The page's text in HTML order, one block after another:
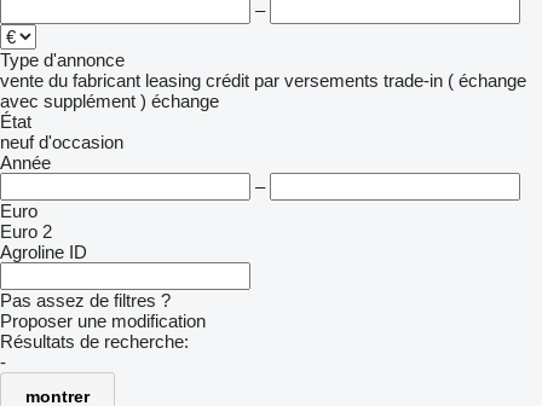
–
Type d'annonce
vente du fabricant leasing crédit par versements trade-in ( échange
avec supplément ) échange
État
neuf d'occasion
Année
–
Euro
Euro 2
Agroline ID
Pas assez de filtres ?
Proposer une modification
Résultats de recherche:
-
montrer